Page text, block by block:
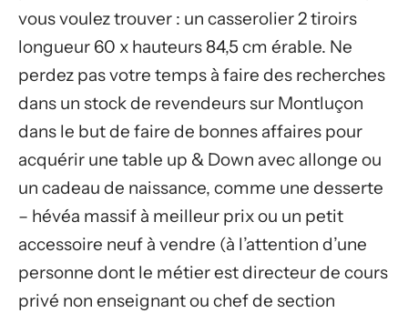
vous voulez trouver : un casserolier 2 tiroirs
longueur 60 x hauteurs 84,5 cm érable. Ne
perdez pas votre temps à faire des recherches
dans un stock de revendeurs sur Montluçon
dans le but de faire de bonnes affaires pour
acquérir une table up & Down avec allonge ou
un cadeau de naissance, comme une desserte
– hévéa massif à meilleur prix ou un petit
accessoire neuf à vendre (à l’attention d’une
personne dont le métier est directeur de cours
privé non enseignant ou chef de section